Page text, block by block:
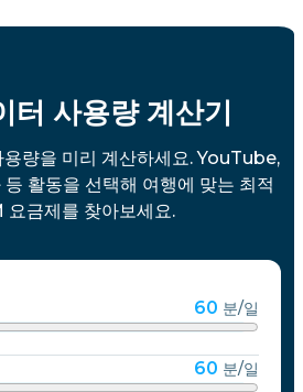
터 사용량 계산기
량을 미리 계산하세요. YouTube,
활동을 선택해 여행에 맞는 최적
요금제를 찾아보세요.
60 분/일
60 분/일